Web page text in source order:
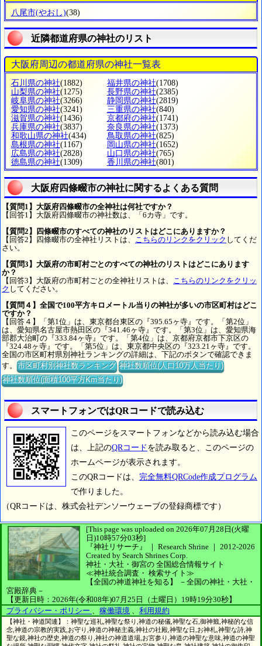
八尾市(やおし)(38)
近隣都道府県の神社のリスト
大阪府周辺の都道府県の神社一覧表
石川県の神社(1882) 福井県の神社(1708)
山梨県の神社(1275) 長野県の神社(2385)
岐阜県の神社(3266) 静岡県の神社(2819)
愛知県の神社(3241) 三重県の神社(840)
滋賀県の神社(1436) 京都府の神社(1741)
兵庫県の神社(3837) 奈良県の神社(1373)
和歌山県の神社(434) 鳥取県の神社(825)
島根県の神社(1167) 岡山県の神社(1652)
広島県の神社(2828) 山口県の神社(765)
徳島県の神社(1309) 香川県の神社(801)
大阪府四條畷市の神社に関するよくある質問
【質問1】大阪府四條畷市の全神社は何社ですか？
【回答1】大阪府四條畷市の神社数は、「6カ寺」です。
【質問2】四條畷市のすべての神社のリストはどこにありますか？
【回答2】四條畷市の全神社リストは、
こちらのリンクをクリック してくだ
さい。
【質問3】大阪府の市町村ごとのすべての神社のリストはどこにあります
か？
【回答3】大阪府の市町村ごとの全神社リストは、
こちらのリンクをクリッ
ク してください。
【質問４】全国で100平方キロメートル当りの神社が多いの市区町村はどこ
ですか？
【回答４】「第1位」は、東京都台東区の『395.65ヶ寺』です。「第2位」
は、愛知県名古屋市熱田区の『341.46ヶ寺』です。「第3位」は、愛知県海
部郡大治町の『333.84ヶ寺』です。「第4位」は、京都府京都市下京区の
『324.48ヶ寺』です。「第5位」は、東京都中央区の『323.21ヶ寺』です。
全国の市区町村県別神社ランキングの詳細は、下記のボタンで確認できま
す。市区町村別神社数ランキング 神社数順位(人口10万人当たり)
神社数順位(面積100平方Km当たり)
スマートフォンではQRコードで読み込む
このページをスマートフォンなどから読み込む場合
は、上記のQRコード を読み取ると、このページの
ホームページが表示されます。
このQRコードは、 完全無料QRCode作成プログラム
で作りました。
（QRコードは、株式会社デンソーウェーブの登録商標です）
[This page was uploaded on 2026年07月28日(火曜
日)10時57分03秒]
『神社リサーチ』 ｜ Research Shrine ｜ 2012-2026
Created by Search Shrines Corp.
神社・大社・御宮の 全国総合情報サイト
≪神社統合調査・ 検索サイト≫
【全国の神道神社を知る】
－全国の神社・大社・
宮殿辞典－
【更新日時：2026年(令和08年)07月25日（土曜日）19時19分30秒】
プライバシー・ポリシー
稼働環境 利用規約
【神社・神道関連】：神聖な巡礼,神聖な祭り,神道の秘儀,神聖な石,御神籤,神秘的な信
念,神道の宗教的実践,お守り,神道の神秘主義,神社の社殿,神聖な日,お神札,神聖な詩,神
聖な鏡,神社の歴史,神道の祭り,神社の神道道場,お宮参り,神道の神聖な意味,神道の神聖